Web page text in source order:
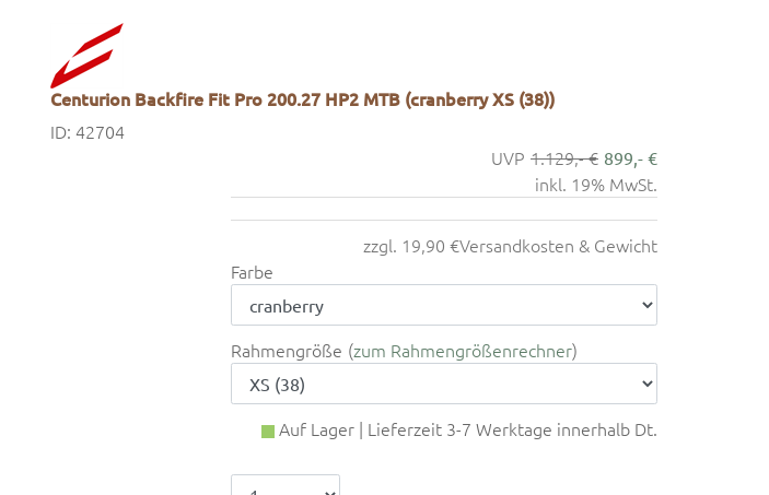
Centurion Backfire Fit Pro 200.27 HP2 MTB (cranberry XS (38))
ID: 42704
1.129,- € 899,- €
inkl. 19% MwSt.
zzgl. 19,90 €Versandkosten & Gewicht
Farbe
Rahmengröße zum Rahmengrößenrechner
Auf Lager | Lieferzeit 3-7 Werktage innerhalb Dt.